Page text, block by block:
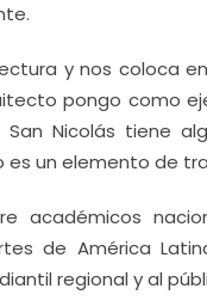
y nos coloca
pongo como
San Nicolás tiene
un elemento de
académicos
de América
regional y al